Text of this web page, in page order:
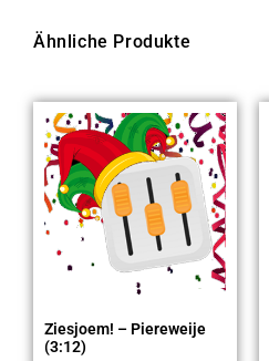
Ähnliche Produkte
Ziesjoem! – Piereweije
(3:12)